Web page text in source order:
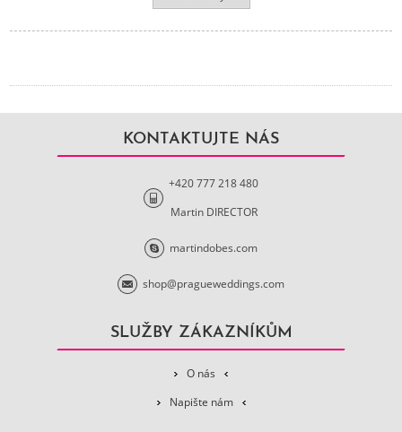
KONTAKTUJTE NÁS
+420 777 218 480
Martin DIRECTOR
martindobes.com
shop@pragueweddings.com
SLUŽBY ZÁKAZNÍKŮM
O nás
Napište nám